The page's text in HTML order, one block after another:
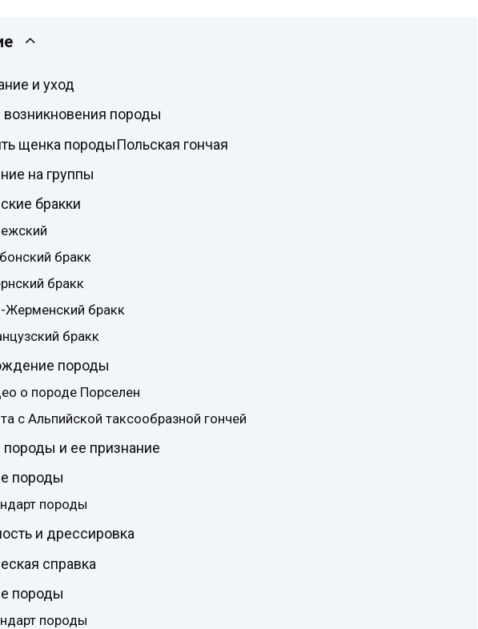
и уход
возникновения породы
щенка породыПольская гончая
на группы
бракки
бракк
бракк
Жерменский бракк
бракк
породы
о породе Порселен
с Альпийской таксообразной гончей
породы и ее признание
породы
породы
и дрессировка
справка
породы
породы